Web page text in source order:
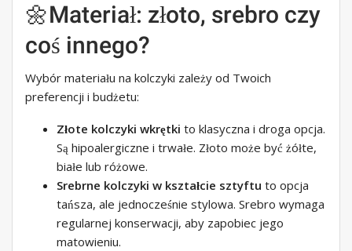
🌼Materiał: złoto, srebro czy
coś innego?
Wybór materiału na kolczyki zależy od Twoich
preferencji i budżetu:
Złote kolczyki wkrętki to klasyczna i droga opcja.
Są hipoalergiczne i trwałe. Złoto może być żółte,
białe lub różowe.
Srebrne kolczyki w kształcie sztyftu to opcja
tańsza, ale jednocześnie stylowa. Srebro wymaga
regularnej konserwacji, aby zapobiec jego
matowieniu.